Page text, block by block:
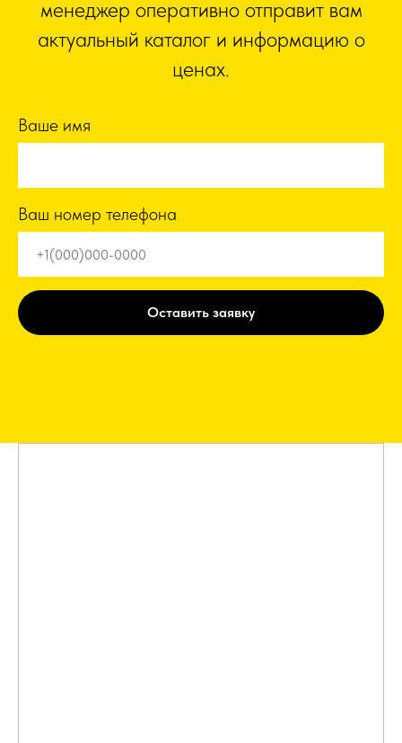
менеджер оперативно отправит вам
актуальный каталог и информацию о
ценах.
Ваше имя
Ваш номер телефона
Оставить заявку